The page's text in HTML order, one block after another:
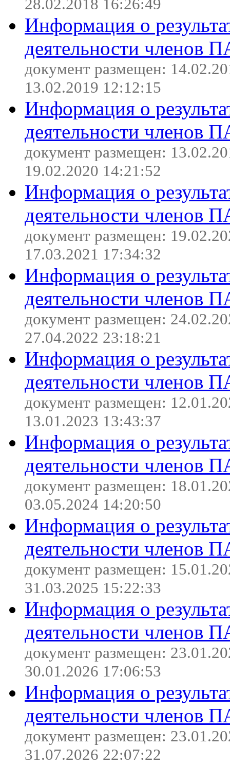
28.02.2018 16:26:49
Информация о
деятельности членов
документ размещен:
13.02.2019 12:12:15
Информация о
деятельности членов
документ размещен:
19.02.2020 14:21:52
Информация о
деятельности членов
документ размещен:
17.03.2021 17:34:32
Информация о
деятельности членов
документ размещен:
27.04.2022 23:18:21
Информация о
деятельности членов
документ размещен:
13.01.2023 13:43:37
Информация о
деятельности членов
документ размещен:
03.05.2024 14:20:50
Информация о
деятельности членов
документ размещен:
31.03.2025 15:22:33
Информация о
деятельности членов
документ размещен:
30.01.2026 17:06:53
Информация о
деятельности членов
документ размещен:
31.07.2026 22:07:22